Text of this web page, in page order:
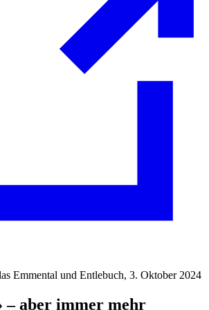
Emmental und Entlebuch, 3. Oktober 2024
– aber immer mehr